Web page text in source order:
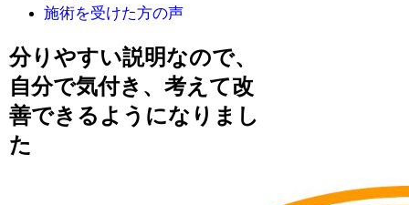
分りやすい説明なので、
自分で気付き、考えて改
善できるようになりまし
た